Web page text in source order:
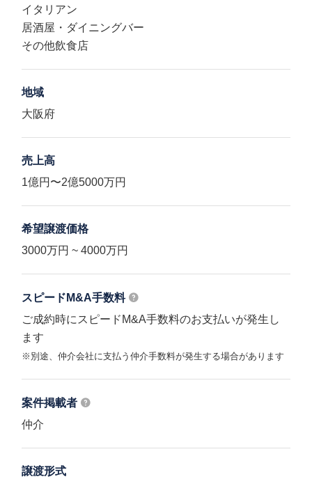
イタリアン
居酒屋・ダイニングバー
その他飲食店
地域
大阪府
売上高
1億円〜2億5000万円
希望譲渡価格
3000万円 ~ 4000万円
スピードM&A手数料
ご成約時にスピードM&A手数料のお支払いが発生し
ます
※別途、仲介会社に支払う仲介手数料が発生する場合があります
案件掲載者
仲介
譲渡形式